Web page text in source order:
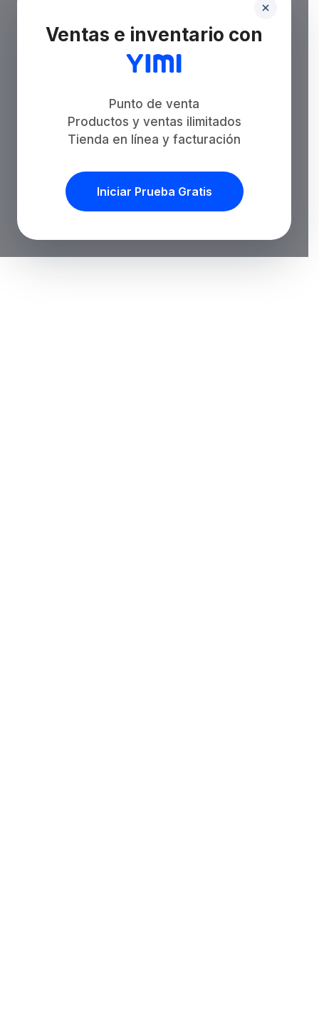
Ventas e inventario con
Punto de venta
Productos y ventas ilimitados
Tienda en línea y facturación
Iniciar Prueba Gratis